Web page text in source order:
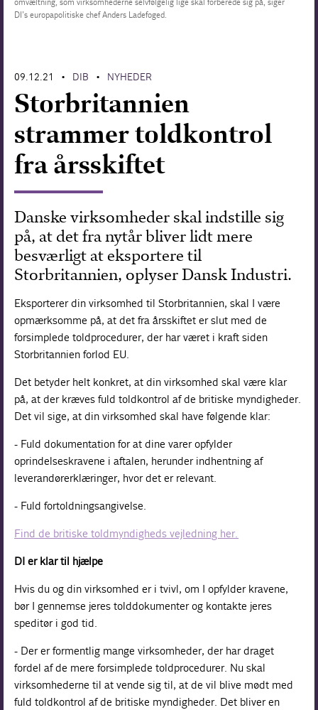
Forskning
DI’s europapolitiske chef Anders Ladefoged.
09.12.21 • DIB • NYHEDER
Storbritannien
strammer toldkontrol
fra årsskiftet
Danske virksomheder skal indstille sig
på, at det fra nytår bliver lidt mere
besværligt at eksportere til
Storbritannien, oplyser Dansk Industri.
Eksporterer din virksomhed til Storbritannien, skal I være
opmærksomme på, at det fra årsskiftet er slut med de
forsimplede toldprocedurer, der har været i kraft siden
Storbritannien forlod EU.
Det betyder helt konkret, at din virksomhed skal være klar
på, at der kræves fuld toldkontrol af de britiske myndigheder.
Det vil sige, at din virksomhed skal have følgende klar:
- Fuld dokumentation for at dine varer opfylder
oprindelseskravene i aftalen, herunder indhentning af
leverandørerklæringer, hvor det er relevant.
- Fuld fortoldningsangivelse.
Find de britiske toldmyndigheds vejledning her.
DI er klar til hjælpe
Hvis du og din virksomhed er i tvivl, om I opfylder kravene,
bør I gennemse jeres tolddokumenter og kontakte jeres
speditør i god tid.
- Der er formentlig mange virksomheder, der har draget
fordel af de mere forsimplede toldprocedurer. Nu skal
virksomhederne til at vende sig til, at de vil blive mødt med
fuld toldkontrol af de britiske myndigheder. Det bliver en